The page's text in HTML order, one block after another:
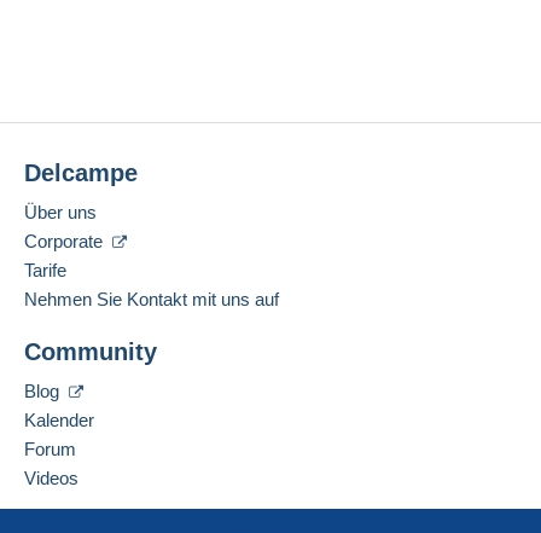
Delcampe
Über uns
Corporate
Tarife
Nehmen Sie Kontakt mit uns auf
Community
Blog
Kalender
Forum
Videos